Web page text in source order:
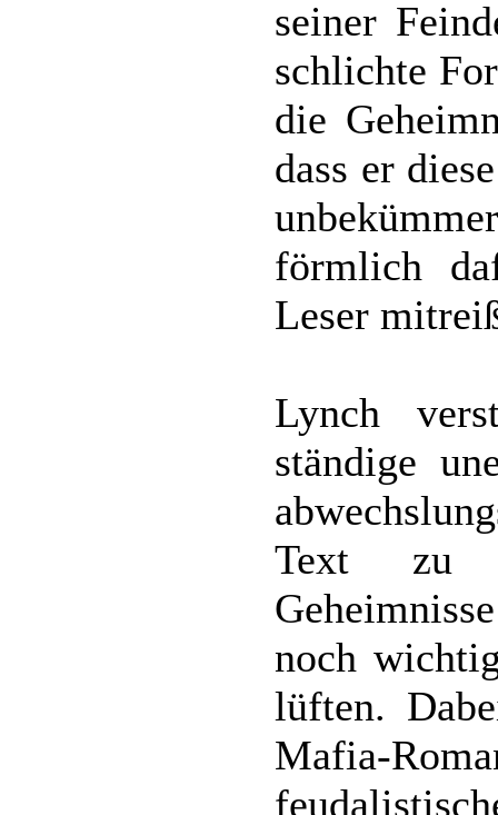
seiner
schlichte
die
dass er
förmlich
Leser
Lynch
ständige
Text zu
noch
lüften.
Mafia-